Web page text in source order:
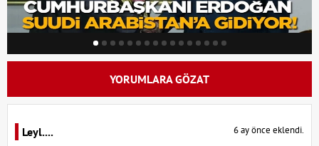
YORUMLARA GÖZAT
Leyl.... 6 ay önce eklendi.